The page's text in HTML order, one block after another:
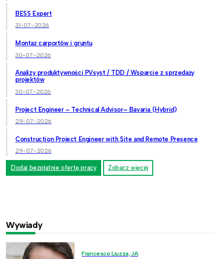
BESS Expert
31-07-2026
Montaż carportów i gruntu
30-07-2026
Analizy produktywności PVsyst / TDD / Wsparcie z sprzedaży
projektów
30-07-2026
Project Engineer – Technical Advisor– Bavaria (Hybrid)
29-07-2026
Construction Project Engineer with Site and Remote Presence
29-07-2026
Dodaj bezpłatnie ofertę pracy Zobacz więcej
Wywiady
Francesco Liuzza, JA